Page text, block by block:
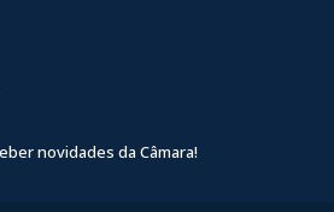
novidades da Câmara!